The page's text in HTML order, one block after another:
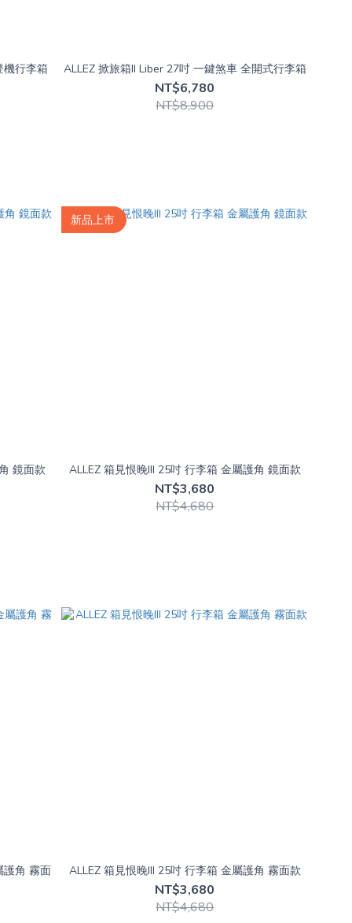
機行李箱 ALLEZ 掀旅箱II Liber 27吋 一鍵煞車 全開式行李箱
NT$6,780
NT$8,900
鏡面款
新品上市
ALLEZ 箱見恨晚III 25吋 行李箱 金屬護角 鏡面款
NT$3,680
NT$4,680
護角 霧面 ALLEZ 箱見恨晚III 25吋 行李箱 金屬護角 霧面款
NT$3,680
NT$4,680